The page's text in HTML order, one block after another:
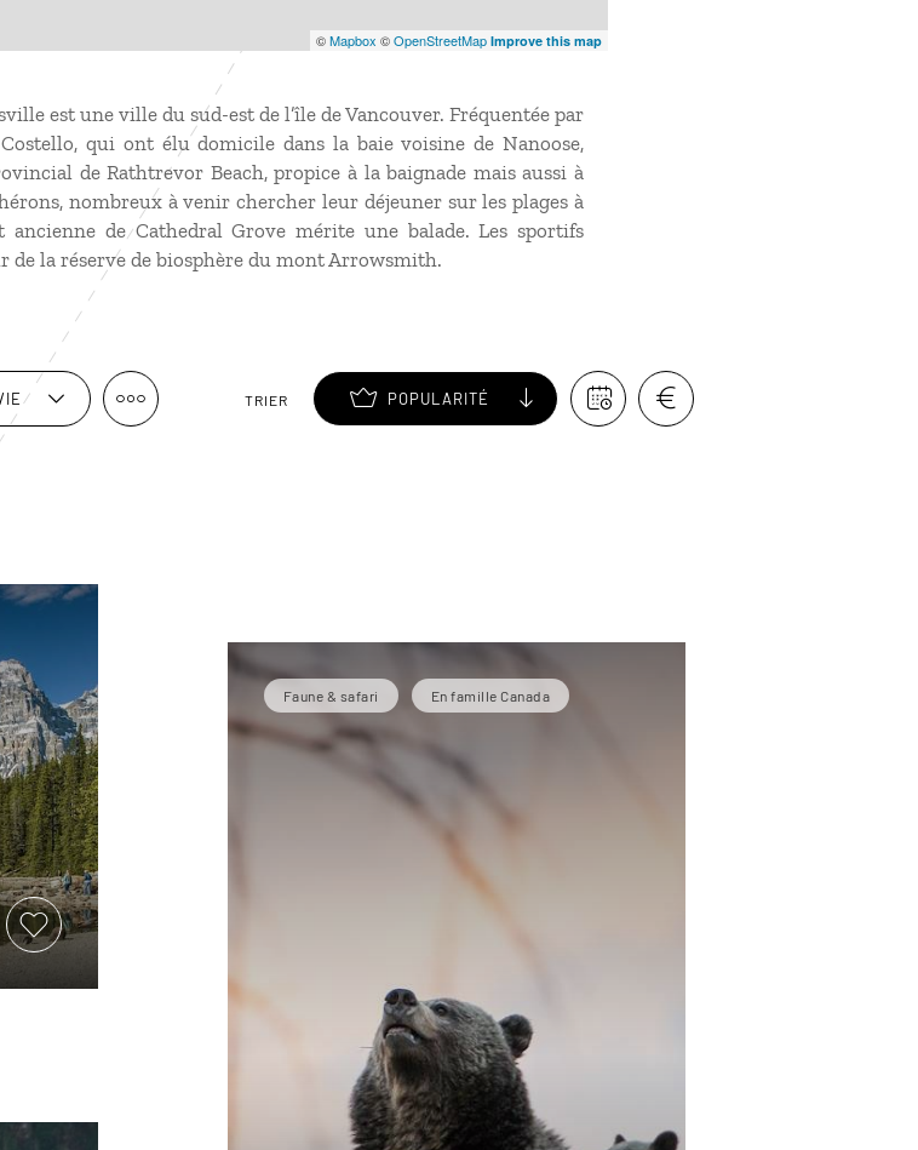
©Mapbox ©OpenStreetMap Improve this map
est une ville du sud-est de l’île de Vancouver. Fréquentée par
qui ont élu domicile dans la baie voisine de Nanoose,
de Rathtrevor Beach, propice à la baignade mais aussi à
nombreux à venir chercher leur déjeuner sur les plages à
ancienne de Cathedral Grove mérite une balade. Les sportifs
la réserve de biosphère du mont Arrowsmith.
TRIER POPULARITÉ
Faune & safari En famille Canada